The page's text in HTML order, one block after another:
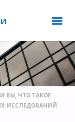
ВЫ, ЧТО ТАКОЕ
ИССЛЕДОВАНИЙ